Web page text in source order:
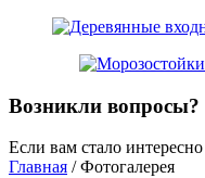
Возникли вопросы?
Если вам стало
Главная / Фотогалерея